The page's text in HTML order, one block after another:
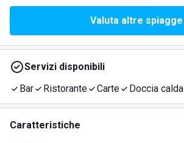
Valuta altre spiagge
Servizi disponibili
Bar
Ristorante Carte Doccia calda
Caratteristiche